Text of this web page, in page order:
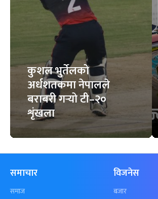
कुशल भुर्तेलको
अर्धशतकमा नेपालले
बराबरी गर्‍यो टी–२०
शृंखला
समाचार
समाज
विजनेस
बजार